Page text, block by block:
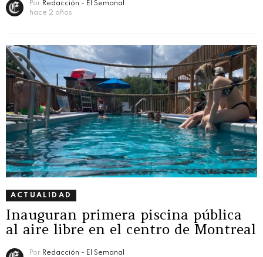
Por Redacción - El Semanal
hace 2 años
ACTUALIDAD
Inauguran primera piscina pública
al aire libre en el centro de Montreal
Por Redacción - El Semanal